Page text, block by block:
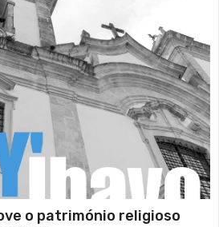
o património religioso